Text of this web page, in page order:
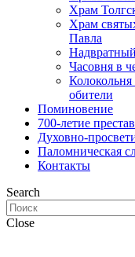
Храм
Храм
Павла
Часовня в
обители
Поминовение
700-летие
Духовно-
Паломническая
Контакты
Search
Close